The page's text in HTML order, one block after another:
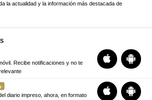
la actualidad y la información más destacada de
Recibe notificaciones y no te
diario impreso, ahora, en formato